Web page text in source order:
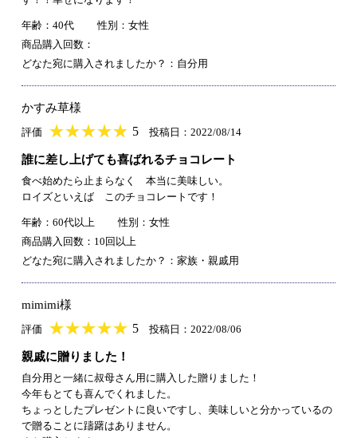
年齢：40代
性別：女性
商品購入回数：
どなた宛に購入されましたか？：自分用
かすみ草様
評価 ★★★★★
★★★★★ 5 投稿日：2022/08/14
誰に差し上げても喜ばれるチョコレート
食べ始めたら止まらなく 本当に美味しい。
ロイズといえば このチョコレートです！
年齢：60代以上
性別：女性
商品購入回数：10回以上
どなた宛に購入されましたか？：家族・親戚用
mimimi様
評価 ★★★★★
★★★★★ 5 投稿日：2022/08/06
親戚に贈りました！
自分用と一緒に叔母さん用に購入した贈りました！
今年もとても喜んでくれました。
ちょっとしたプレゼントに良いですし、美味しいと分かっているの
で贈ることに躊躇はありません。